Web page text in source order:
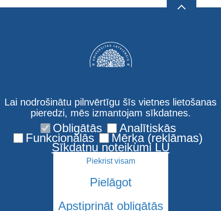
Kontakti
Lai nodrošinātu pilnvērtīgu šīs vietnes lietošanas
pieredzi, mēs izmantojam sīkdatnes.
Obligātās Analītiskās
Funkcionālās Mērķa (reklāmas)
Sīkdatņu noteikumi LU
Piekrist visam
Pielāgot
Apstiprināt obligātās